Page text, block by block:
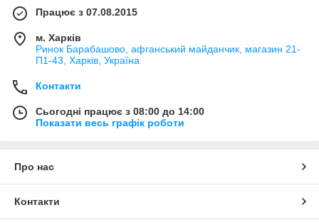
Працює з 07.08.2015
м. Харків
Ринок Барабашово, афганський майданчик, магазин 21-
П1-43, Харків, Україна
Контакти
Сьогодні працює з 08:00 до 14:00
Показати весь графік роботи
Про нас
Контакти